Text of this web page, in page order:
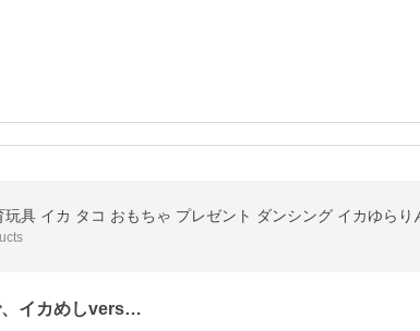
玩具 イカ タコ おもちゃ プレゼント ダンシング イカゆら
、イカめしvers…